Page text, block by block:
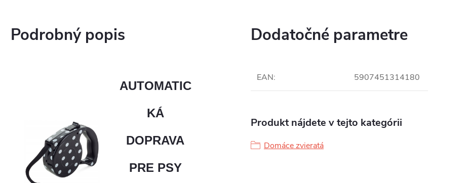
Podrobný popis
AUTOMATIC
KÁ
DOPRAVA
PRE PSY
Dodatočné parametre
EAN: 5907451314180
Produkt nájdete v tejto kategórii
Domáce zvieratá